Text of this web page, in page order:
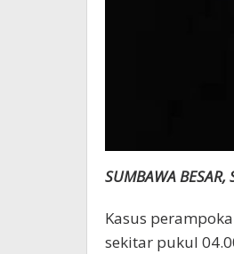
SUMBAWA BESAR,
Kasus
sekitar pukul